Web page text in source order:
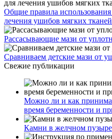
Общие правила
лечения ушибов мягких
Рассасывающие мази от
Сравниваем детские мази от
Свежие публикации
Можно ли и как
время беременности и
Камни в желчном